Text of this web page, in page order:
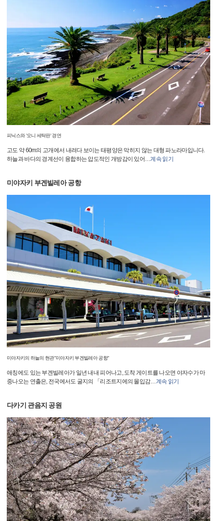
피닉스와 '오니 세탁판' 경연
고도 약 60m의 고개에서 내려다 보이는 태평양은 막히지 않는 대형 파노라마입니다.
하늘과 바다의 경계선이 융합하는 압도적인 개방감이 있어…계속 읽기
미야자키 부겐빌레아 공항
미야자키의 하늘의 현관"미야자키 부겐빌레아 공항"
애칭에도 있는 부겐빌레아가 일년 내내 피어나고, 도착 게이트를 나오면 야자수가 마
중나오는 연출은, 전국에서도 굴지의 「리조트지에의 몰입감…계속 읽기
다카기 관음지 공원